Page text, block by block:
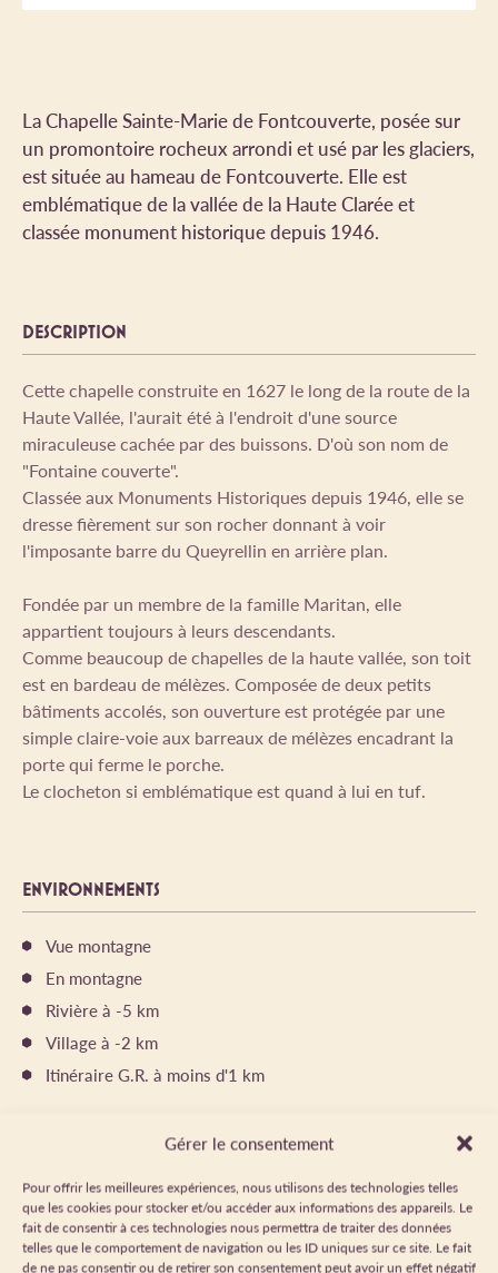
Gérer le consentement
Pour offrir les meilleures expériences, nous utilisons des technologies telles
que les cookies pour stocker et/ou accéder aux informations des appareils. Le
fait de consentir à ces technologies nous permettra de traiter des données
telles que le comportement de navigation ou les ID uniques sur ce site. Le fait
de ne pas consentir ou de retirer son consentement peut avoir un effet négatif
La Chapelle Sainte-Marie de Fontcouverte, posée sur
un promontoire rocheux arrondi et usé par les glaciers,
est située au hameau de Fontcouverte. Elle est
emblématique de la vallée de la Haute Clarée et
classée monument historique depuis 1946.
DESCRIPTION
Cette chapelle construite en 1627 le long de la route de la
Haute Vallée, l'aurait été à l'endroit d'une source
miraculeuse cachée par des buissons. D'où son nom de
"Fontaine couverte".
Classée aux Monuments Historiques depuis 1946, elle se
dresse fièrement sur son rocher donnant à voir
l'imposante barre du Queyrellin en arrière plan.
Fondée par un membre de la famille Maritan, elle
appartient toujours à leurs descendants.
Comme beaucoup de chapelles de la haute vallée, son toit
est en bardeau de mélèzes. Composée de deux petits
bâtiments accolés, son ouverture est protégée par une
simple claire-voie aux barreaux de mélèzes encadrant la
porte qui ferme le porche.
Le clocheton si emblématique est quand à lui en tuf.
ENVIRONNEMENTS
Vue montagne
En montagne
Rivière à -5 km
Village à -2 km
Itinéraire G.R. à moins d'1 km
+
−